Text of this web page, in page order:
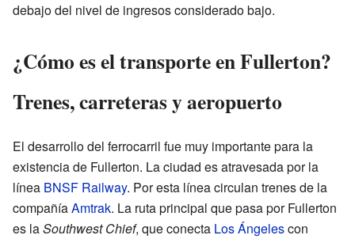
debajo del nivel de ingresos considerado bajo.
¿Cómo es el transporte en Fullerton?
Trenes, carreteras y aeropuerto
El desarrollo del ferrocarril fue muy importante para la
existencia de Fullerton. La ciudad es atravesada por la
línea BNSF Railway. Por esta línea circulan trenes de la
compañíaAmtrak. La ruta principal que pasa por Fullerton
es laSouthwest Chief, que conecta Los Ángelescon